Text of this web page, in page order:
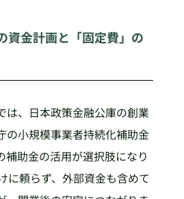
資金計画と「固定費」の
は、日本政策金融公庫の創業
の小規模事業者持続化補助金
補助金の活用が選択肢になり
に頼らず、外部資金も含めて